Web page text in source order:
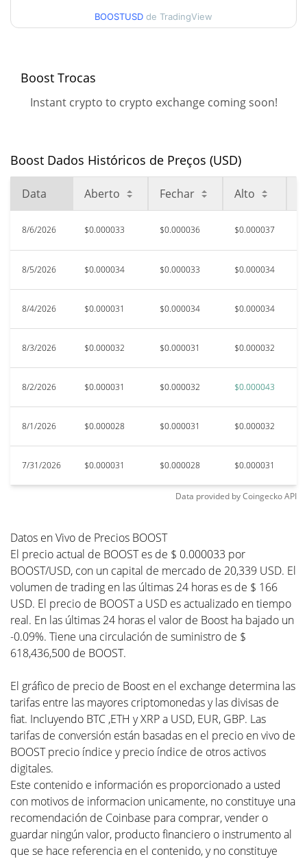
Semana Alta
$0.000043087327
Oct 28, 2025 (9 meses atrás)
Baixa de todos os tempos
Mar 28, 2026 (4 meses atrás)
$0.00000143
2199.31%
BOOSTUSD de TradingView
Boost Trocas
Instant crypto to crypto exchange coming soon!
Boost Dados Históricos de Preços (USD)
Data Aberto Fechar Alto
8/6/2026 $0.000033 $0.000036 $0.000037
8/5/2026 $0.000034 $0.000033 $0.000034
8/4/2026 $0.000031 $0.000034 $0.000034
8/3/2026 $0.000032 $0.000031 $0.000032
8/2/2026 $0.000031 $0.000032 $0.000043
8/1/2026 $0.000028 $0.000031 $0.000032
7/31/2026 $0.000031 $0.000028 $0.000031
Data provided byCoingeckoAPI
Datos en Vivo de Precios BOOST
El precio actual de BOOST es de $ 0.000033 por
BOOST/USD, con un capital de mercado de 20,339 USD. El
volumen de trading en las últimas 24 horas es de $ 166
USD. El precio de BOOST a USD es actualizado en tiempo
real. En las últimas 24 horas el valor de Boost ha bajado un
-0.09%. Tiene una circulación de suministro de $
618,436,500 de BOOST.
El gráfico de precio de Boost en el exchange determina las
tarifas entre las mayores criptomonedas y las divisas de
fiat. Incluyendo BTC ,ETH y XRP a USD, EUR, GBP. Las
tarifas de conversión están basadas en el precio en vivo de
BOOST precio índice y precio índice de otros activos
digitales.
Este contenido e información es proporcionado a usted
con motivos de informacion unicamente, no constituye una
recomendación de Coinbase para comprar, vender o
guardar ningún valor, producto financiero o instrumento al
que se hace referencia en el contenido, y no constituye